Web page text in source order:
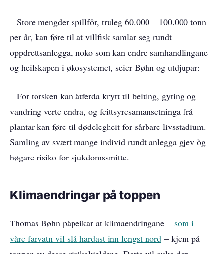
– Store mengder spillfôr, truleg 60.000 – 100.000 tonn
per år, kan føre til at villfisk samlar seg rundt
oppdrettsanlegga, noko som kan endre samhandlingane
og heilskapen i økosystemet, seier Bøhn og utdjupar:
– For torsken kan åtferda knytt til beiting, gyting og
vandring verte endra, og feittsyresamansetninga frå
plantar kan føre til dødelegheit for sårbare livsstadium.
Samling av svært mange individ rundt anlegga gjev òg
høgare risiko for sjukdomssmitte.
Klimaendringar på toppen
Thomas Bøhn påpeikar at klimaendringane – som i
våre farvatn vil slå hardast inn lengst nord – kjem på